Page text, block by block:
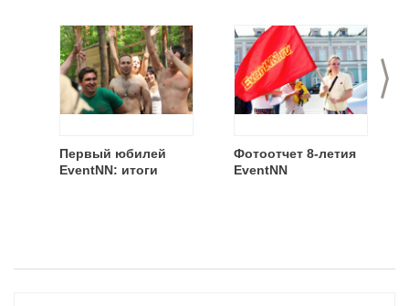
>
Первый юбилей
EventNN: итоги
Фотоотчет 8-летия
EventNN